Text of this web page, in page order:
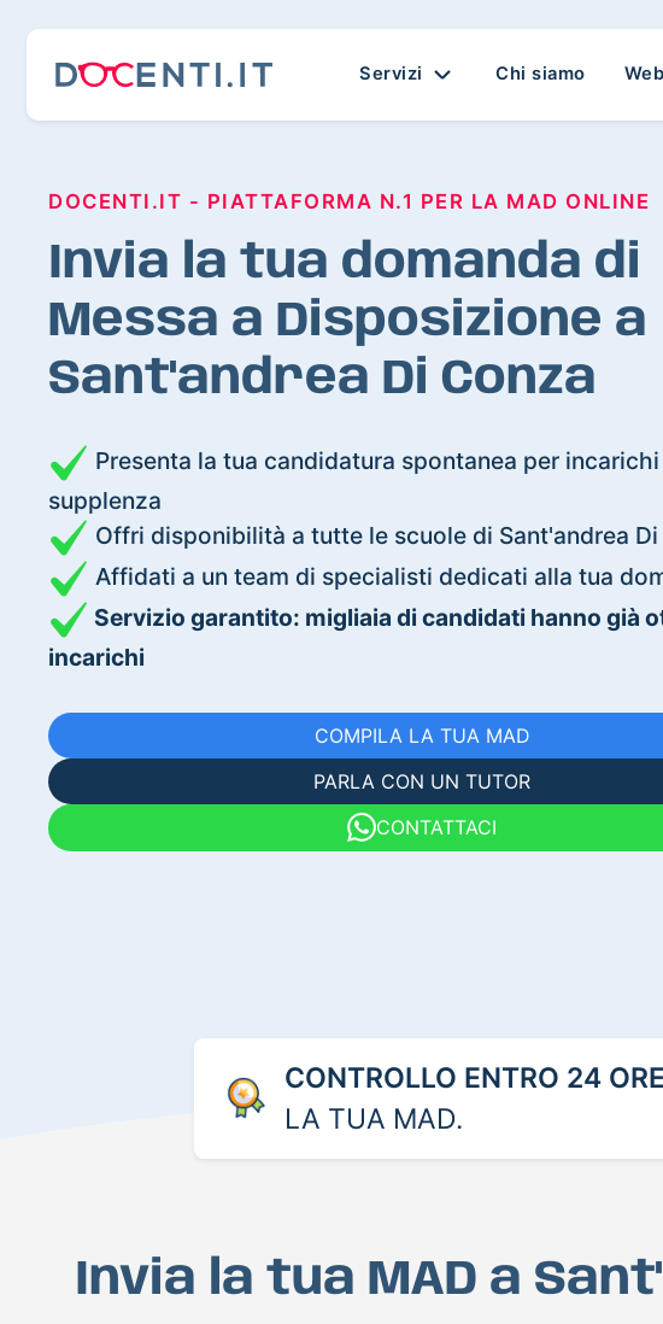
Servizi Chi siamo
DOCENTI.IT - PIATTAFORMA N.1 PER LA MAD ONLINE
Invia la tua domanda di
Messa a Disposizione a
Sant'andrea Di Conza
Presenta la tua candidatura spontanea per
supplenza
Offri disponibilità a tutte le scuole di Sant'andrea Di
Affidati a un team di specialisti dedicati alla tua
Servizio garantito: migliaia di candidati hanno già
incarichi
COMPILA LA TUA MAD
PARLA CON UN TUTOR
CONTATTACI
CONTROLLO ENTRO 24
LA TUA MAD.
Invia la tua MAD a